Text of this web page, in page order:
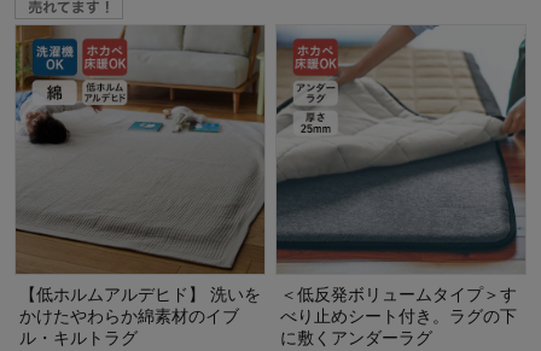
【低ホルムアルデヒド】 洗いを
かけたやわらか綿素材のイブ
ル・キルトラグ
＜低反発ボリュームタイプ＞す
べり止めシート付き。ラグの下
に敷くアンダーラグ